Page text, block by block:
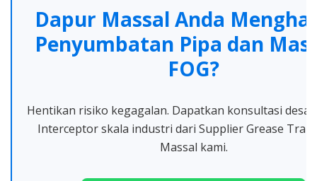
Dapur Massal Anda
Penyumbatan Pipa dan
FOG?
Hentikan risiko kegagalan. Dapatkan konsultasi
Interceptor skala industri dari Supplier Grease Trap
Massal kami.